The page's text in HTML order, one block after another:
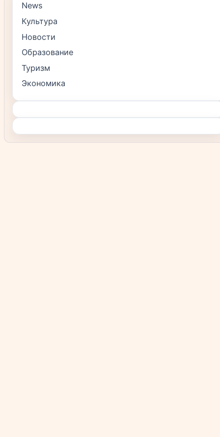
News
Культура
Новости
Образование
Туризм
Экономика